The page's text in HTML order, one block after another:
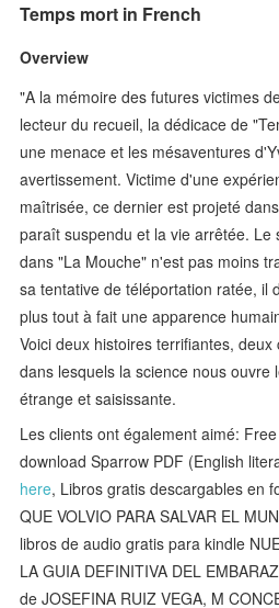
Temps mort in French
Overview
"A la mémoire des futures victimes
lecteur du recueil, la dédicace de
une menace et les mésaventures
avertissement. Victime d'une
maîtrisée, ce dernier est projeté
paraît suspendu et la vie arrêtée. Le
dans "La Mouche" n'est pas moins
sa tentative de téléportation ratée, il
plus tout à fait une apparence
Voici deux histoires terrifiantes,
dans lesquels la science nous ouvre
étrange et saisissante.
Les clients ont également aimé:
download Sparrow PDF (English
here, Libros gratis descargables en
QUE VOLVIO PARA SALVAR EL
libros de audio gratis para kindle
LA GUIA DEFINITIVA DEL
de JOSEFINA RUIZ VEGA, M